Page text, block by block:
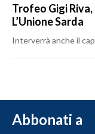
Trofeo Gigi
L’Unione Sarda
Interverrà anche il
Abbonati a